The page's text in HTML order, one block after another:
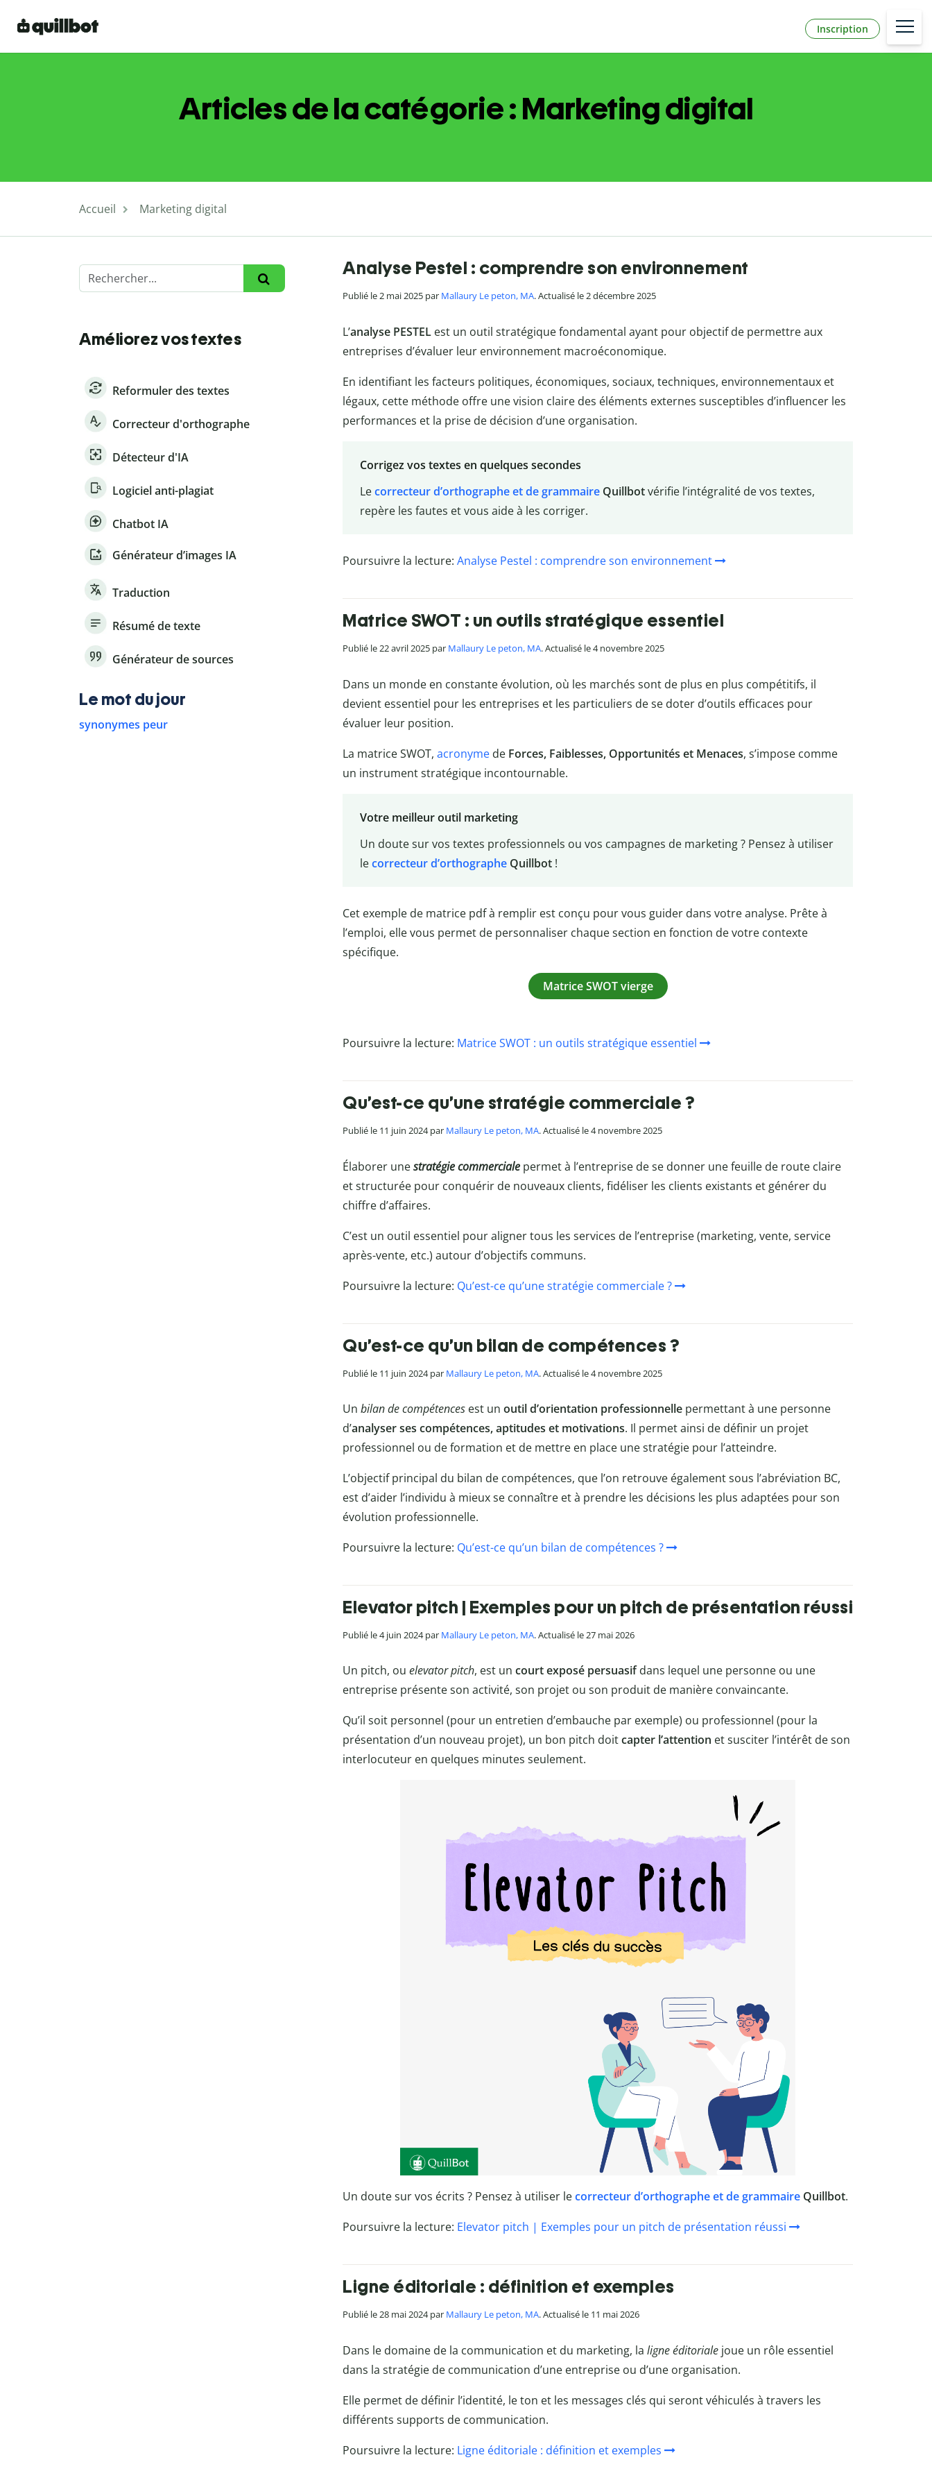
Inscription
Articles de la catégorie : Marketing digital
Accueil Marketing digital
Analyse Pestel : comprendre son environnement
Publié le 2 mai 2025 par Mallaury Le peton, MA. Actualisé le 2 décembre 2025
L’analyse PESTEL est un outil stratégique fondamental ayant pour objectif de permettre aux
entreprises d’évaluer leur environnement macroéconomique.
En identifiant les facteurs politiques, économiques, sociaux, techniques, environnementaux et
légaux, cette méthode offre une vision claire des éléments externes susceptibles d’influencer les
performances et la prise de décision d’une organisation.
Corrigez vos textes en quelques secondes
Lecorrecteur d’orthographe et de grammaireQuillbotvérifie l’intégralité de vos textes,
repère les fautes et vous aide à les corriger.
Poursuivre la lecture: Analyse Pestel : comprendre son environnement
Matrice SWOT : un outils stratégique essentiel
Publié le 22 avril 2025 par Mallaury Le peton, MA. Actualisé le 4 novembre 2025
Dans un monde en constante évolution, où les marchés sont de plus en plus compétitifs, il
devient essentiel pour les entreprises et les particuliers de se doter d’outils efficaces pour
évaluer leur position.
La matrice SWOT, acronyme de Forces, Faiblesses, Opportunités et Menaces, s’impose comme
un instrument stratégique incontournable.
Votre meilleur outil marketing
Un doute sur vos textes professionnels ou vos campagnes de marketing ? Pensez à utiliser
lecorrecteur d’orthographeQuillbot!
Cet exemple de matrice pdf à remplir est conçu pour vous guider dans votre analyse. Prête à
l’emploi, elle vous permet de personnaliser chaque section en fonction de votre contexte
spécifique.
Matrice SWOT vierge
Poursuivre la lecture: Matrice SWOT : un outils stratégique essentiel
Qu’est-ce qu’une stratégie commerciale ?
Publié le 11 juin 2024 par Mallaury Le peton, MA. Actualisé le 4 novembre 2025
Élaborer unestratégie commerciale permet à l’entreprise de se donner une feuille de route claire
et structurée pour conquérir de nouveaux clients, fidéliser les clients existants et générer du
chiffre d’affaires.
C’est un outil essentiel pour aligner tous les services de l’entreprise (marketing, vente, service
après-vente, etc.) autour d’objectifs communs.
Poursuivre la lecture: Qu’est-ce qu’une stratégie commerciale ?
Qu’est-ce qu’un bilan de compétences ?
Publié le 11 juin 2024 par Mallaury Le peton, MA. Actualisé le 4 novembre 2025
Un bilan de compétences est un outil d’orientation professionnelle permettant à une personne
d’analyser ses compétences, aptitudes et motivations. Il permet ainsi de définir un projet
professionnel ou de formation et de mettre en place une stratégie pour l’atteindre.
L’objectif principal du bilan de compétences, que l’on retrouve également sous l’abréviation BC,
est d’aider l’individu à mieux se connaître et à prendre les décisions les plus adaptées pour son
évolution professionnelle.
Poursuivre la lecture: Qu’est-ce qu’un bilan de compétences ?
Elevator pitch | Exemples pour un pitch de présentation réussi
Publié le 4 juin 2024 par Mallaury Le peton, MA. Actualisé le 27 mai 2026
Un pitch, ou elevator pitch, est un court exposé persuasifdans lequel une personne ou une
entreprise présente son activité, son projet ou son produit de manière convaincante.
Qu’il soit personnel (pour un entretien d’embauche par exemple) ou professionnel (pour la
présentation d’un nouveau projet), un bon pitch doitcapter l’attention et susciter l’intérêt de son
interlocuteur en quelques minutes seulement.
Un doute sur vos écrits ? Pensez à utiliser lecorrecteur d’orthographe et de grammaire Quillbot.
Poursuivre la lecture: Elevator pitch | Exemples pour un pitch de présentation réussi
Ligne éditoriale : définition et exemples
Publié le 28 mai 2024 par Mallaury Le peton, MA. Actualisé le 11 mai 2026
Dans le domaine de la communication et du marketing, la ligne éditoriale joue un rôle essentiel
dans la stratégie de communication d’une entreprise ou d’une organisation.
Elle permet de définir l’identité, le ton et les messages clés qui seront véhiculés à travers les
différents supports de communication.
Poursuivre la lecture: Ligne éditoriale : définition et exemples
Améliorez vos textes
Reformuler des textes
Correcteur d'orthographe
Détecteur d'IA
Logiciel anti-plagiat
Chatbot IA
Générateur d’images IA
Traduction
Résumé de texte
Générateur de sources
Le mot du jour
synonymes peur